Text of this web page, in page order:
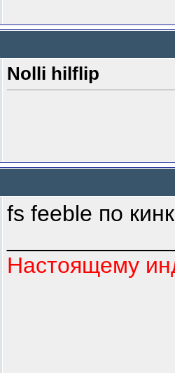
Nolli hilflip
fs feeble по
Настоящему